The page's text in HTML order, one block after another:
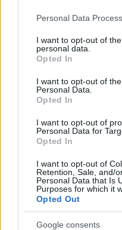
Please note that this
not limited to your visit or
grant or deny consent to
use your data for below
consent section.
Personal Data
I want to opt-out of
personal data.
Opted In
I want to opt-out of
Personal Data.
Opted In
I want to opt-out of
Personal Data for
Opted In
I want to opt-out of
Retention, Sale, and/
Personal Data that Is
Purposes for which it
Opted Out
Google consents
Τρίτη 16 Ιουνίου 2026, 07:00
και η τελευταία
ΔΗΜΟ…σίως
Τετάρτη 10 Ιουνίου 2026, 07:00
Οι καλές και οι κακές
Γράφει ΔΗΜΟ…σίως